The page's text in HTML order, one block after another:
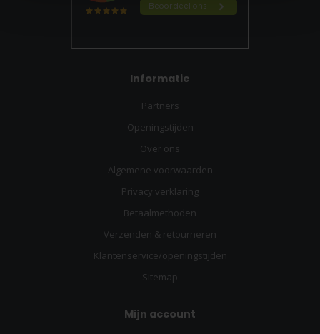
Informatie
Partners
Openingstijden
Over ons
Algemene voorwaarden
Privacy verklaring
Betaalmethoden
Verzenden & retourneren
Klantenservice/openingstijden
Sitemap
Mijn account